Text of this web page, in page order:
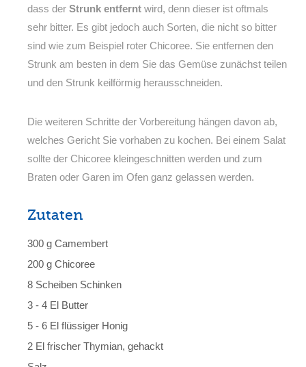
dass derStrunk entfernt wird, denn dieser ist oftmals
sehr bitter. Es gibt jedoch auch Sorten, die nicht so bitter
sind wie zum Beispiel roter Chicoree. Sie entfernen den
Strunk am besten in dem Sie das Gemüse zunächst teilen
und den Strunk keilförmig herausschneiden.
Die weiteren Schritte der Vorbereitung hängen davon ab,
welches Gericht Sie vorhaben zu kochen. Bei einem Salat
sollte der Chicoree kleingeschnitten werden und zum
Braten oder Garen im Ofen ganz gelassen werden.
Zutaten
300 g Camembert
200 g Chicoree
8 Scheiben Schinken
3 - 4 El Butter
5 - 6 El flüssiger Honig
2 El frischer Thymian, gehackt